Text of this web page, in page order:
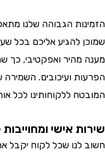
הגבוהה שלנו מתאפשרת
להגיע אליכם בכל שעה.
ואפקטיבי, כך
ועיכובים. השמירה על
ללקוחותינו לכל אורך
אישי ומחוייבות
שכל לקוח יקבל את